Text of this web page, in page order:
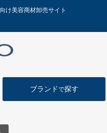
け美容商材卸売サイト
ブランドで探す